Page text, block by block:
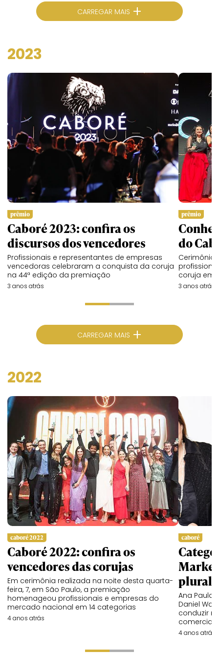
CARREGAR MAIS +
2023
prêmio
Caboré 2023: confira os
discursos dos vencedores
Profissionais e representantes de empresas
vencedoras celebraram a conquista da coruja
na 44ª edição da premiação
3 anos atrás
prêmio
do
Cerimônia
coruja em
3 anos atrás
CARREGAR MAIS +
2022
caboré 2022
Caboré 2022: confira os
vencedores das corujas
Em cerimônia realizada na noite desta quarta-
feira, 7, em São Paulo, a premiação
homenageou profissionais e empresas do
mercado nacional em 14 categorias
4 anos atrás
caboré
Ana Paula
Daniel
conduzir
comercial
4 anos atrás